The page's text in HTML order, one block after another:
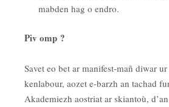
mabden hag o endro.
Piv omp ?
Savet eo bet ar manifest-mañ diwar
kenlabour, aozet e-barzh an tachad
Akademiezh aostriat ar skiantoù,